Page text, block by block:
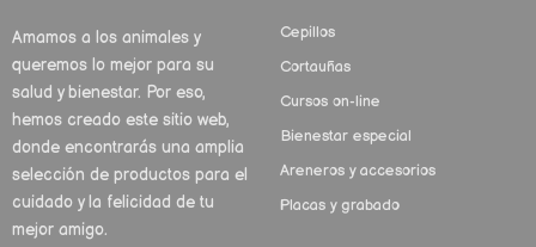
Amamos a los animales y
queremos lo mejor para su
salud y bienestar. Por eso,
hemos creado este sitio web,
donde encontrarás una amplia
selección de productos para el
cuidado y la felicidad de tu
mejor amigo.
Cepillos
Cortauñas
Cursos on-line
Bienestar especial
Areneros y accesorios
Placas y grabado